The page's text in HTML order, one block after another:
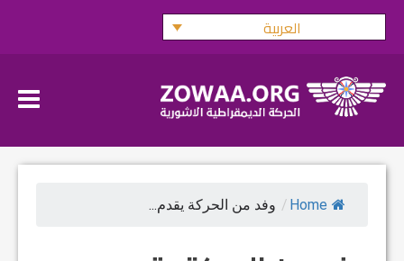
Skip
العربية
Home
/ وفد من الحركة يقدم...